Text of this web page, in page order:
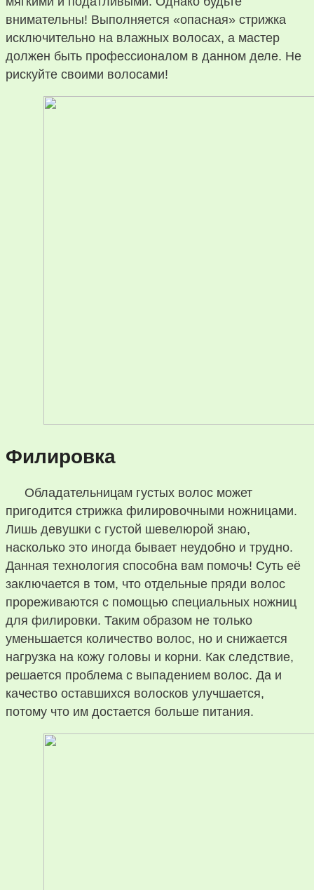
внимательны! Выполняется «опасная» стрижка
исключительно на влажных волосах, а мастер
должен быть профессионалом в данном деле. Не
рискуйте своими волосами!
Филировка
Обладательницам густых волос может
пригодится стрижка филировочными ножницами.
Лишь девушки с густой шевелюрой знаю,
насколько это иногда бывает неудобно и трудно.
Данная технология способна вам помочь! Суть её
заключается в том, что отдельные пряди волос
прореживаются с помощью специальных ножниц
для филировки. Таким образом не только
уменьшается количество волос, но и снижается
нагрузка на кожу головы и корни. Как следствие,
решается проблема с выпадением волос. Да и
качество оставшихся волосков улучшается,
потому что им достается больше питания.